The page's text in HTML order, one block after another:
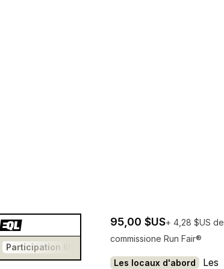
Participation libre et gratuite
95,00 $US+ 4,28 $US de
commissione Run Fair®
Les locaux d'abord
Les